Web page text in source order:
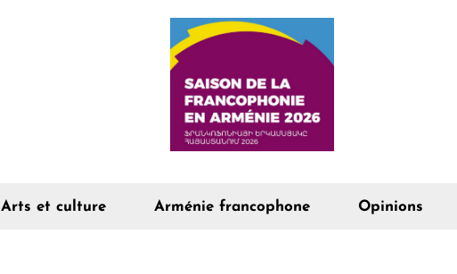
Arts et culture Arménie francophone Opinions